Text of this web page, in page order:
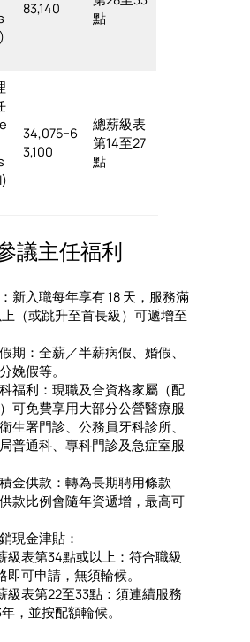
83,140
點
34,075−6
3,100
總薪級表
第14至27
點
議主任福利
新入職每年享有 18 天，服務滿
（或跳升至首長級）可遞增至
期：全薪／半薪病假、婚假、
娩假等。
福利：現職及合資格家屬（配
可免費享用大部分公營醫療服
生署門診、公務員牙科診所、
普通科、專科門診及急症室服
金供款：轉為長期聘用條款
款比例會隨年資遞增，最高可
現金津貼：
級表第34點或以上：符合職級
即可申請，無須輪候。
級表第22至33點：須連續服務
，並按配額輪候。